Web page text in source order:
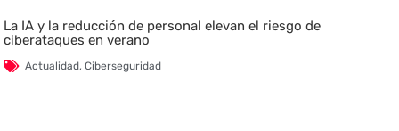
La IA y la reducción de personal elevan el riesgo de
ciberataques en verano
Actualidad,Ciberseguridad